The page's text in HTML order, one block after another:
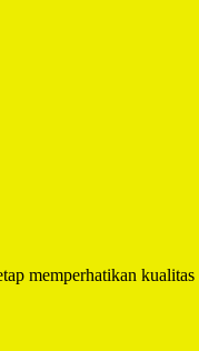
memperhatikan